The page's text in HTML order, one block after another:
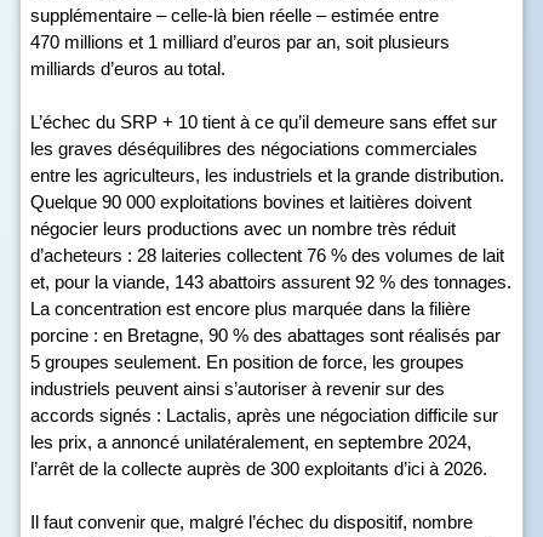
supplémentaire – celle-là bien réelle – estimée entre
470 millions et 1 milliard d’euros par an, soit plusieurs
milliards d’euros au total.
L’échec du SRP + 10 tient à ce qu’il demeure sans effet sur
les graves déséquilibres des négociations commerciales
entre les agriculteurs, les industriels et la grande distribution.
Quelque 90 000 exploitations bovines et laitières doivent
négocier leurs productions avec un nombre très réduit
d’acheteurs : 28 laiteries collectent 76 % des volumes de lait
et, pour la viande, 143 abattoirs assurent 92 % des tonnages.
La concentration est encore plus marquée dans la filière
porcine : en Bretagne, 90 % des abattages sont réalisés par
5 groupes seulement. En position de force, les groupes
industriels peuvent ainsi s’autoriser à revenir sur des
accords signés : Lactalis, après une négociation difficile sur
les prix, a annoncé unilatéralement, en septembre 2024,
l’arrêt de la collecte auprès de 300 exploitants d’ici à 2026.
Il faut convenir que, malgré l’échec du dispositif, nombre